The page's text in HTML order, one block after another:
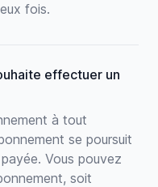
fois.
effectuer un
à tout
se poursuit
Vous pouvez
soit